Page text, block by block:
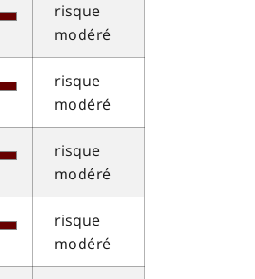
risque
modéré
risque
modéré
risque
modéré
risque
modéré